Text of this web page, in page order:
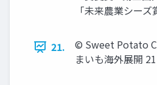
「未来農業シー
21.
© Sweet Potato
まいも海外展開 21